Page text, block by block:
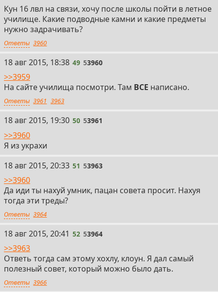
Кун 16 лвл на связи, хочу после школы пойти в летное
училище. Какие подводные камни и какие предметы
нужно задрачивать?
Ответы 3960
18 авг 2015, 18:38 49 53960
>>3959
На сайте училища посмотри. Там ВСЕ написано.
Ответы 3961 3963
18 авг 2015, 19:30 50 53961
>>3960
Я из украхи
18 авг 2015, 20:33 51 53963
>>3960
Да иди ты нахуй умник, пацан совета просит. Нахуя
тогда эти треды?
Ответы 3964
18 авг 2015, 20:41 52 53964
>>3963
Ответь тогда сам этому хохлу, клоун. Я дал самый
полезный совет, который можно было дать.
Ответы 3966